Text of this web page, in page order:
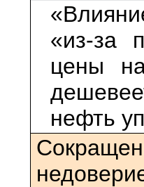
«из-за
цены
нефть